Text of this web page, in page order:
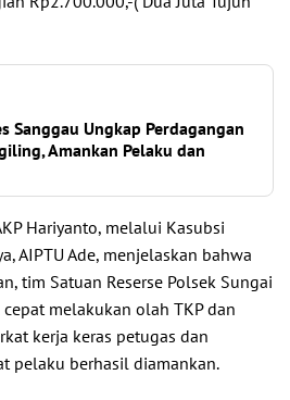
Sanggau Ungkap Perdagangan
Amankan Pelaku dan
Hariyanto, melalui Kasubsi
AIPTU Ade, menjelaskan bahwa
tim Satuan Reserse Polsek Sungai
melakukan olah TKP dan
kerja keras petugas dan
pelaku berhasil diamankan.